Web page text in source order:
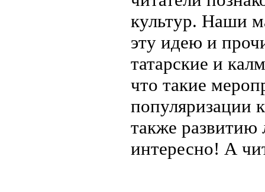
культур. Наши
эту идею и
татарские и
что такие
популяризации
также
интересно! А